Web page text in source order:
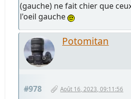
(gauche) ne fait chier que
l'oeil gauche
Potomitan
#978 Août 16, 2023, 09:11:56